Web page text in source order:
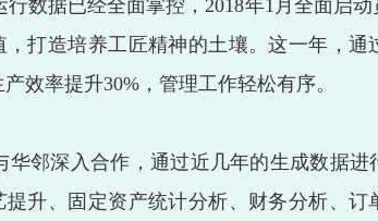
数据已经全面掌控，2018年1月全面启
，打造培养工匠精神的土壤。这一年，通
效率提升30%，管理工作轻松有序。
邻深入合作，通过近几年的生成数据进
提升、固定资产统计分析、财务分析、订